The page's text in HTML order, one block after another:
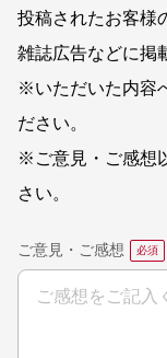
投稿されたお客様
雑誌広告などに掲
※いただいた内容
ださい。
※ご意見・ご感想
さい。
ご意見・ご感想